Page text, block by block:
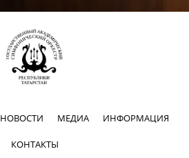
НОВОСТИ МЕДИА ИНФОРМАЦИЯ
КОНТАКТЫ